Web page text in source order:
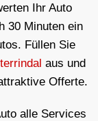
Ihr Auto
30 Minuten ein
Füllen Sie
aus und
Offerte.
alle Services